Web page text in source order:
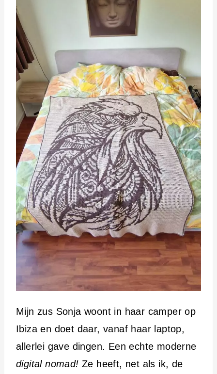
Mijn zus Sonja woont in haar camper op
Ibiza en doet daar, vanaf haar laptop,
allerlei gave dingen. Een echte moderne
digital nomad! Ze heeft, net als ik, de